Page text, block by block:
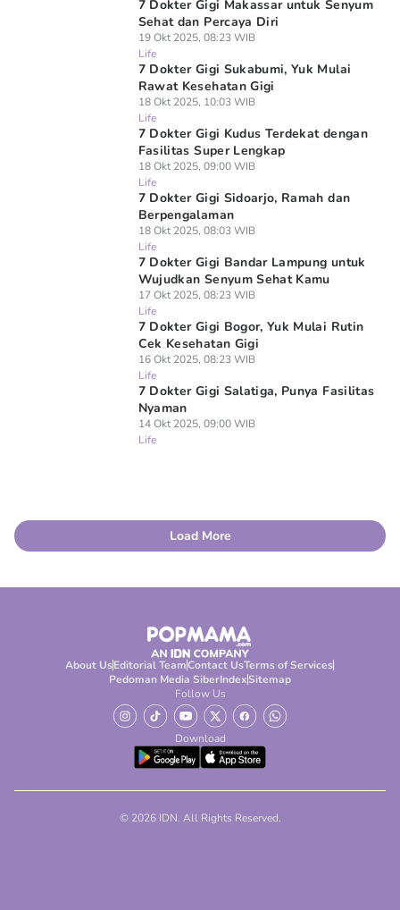
7 Dokter Gigi Makassar untuk Senyum
Sehat dan Percaya Diri
19 Okt 2025, 08:23 WIB
Life
7 Dokter Gigi Sukabumi, Yuk Mulai
Rawat Kesehatan Gigi
18 Okt 2025, 10:03 WIB
Life
7 Dokter Gigi Kudus Terdekat dengan
Fasilitas Super Lengkap
18 Okt 2025, 09:00 WIB
Life
7 Dokter Gigi Sidoarjo, Ramah dan
Berpengalaman
18 Okt 2025, 08:03 WIB
Life
7 Dokter Gigi Bandar Lampung untuk
Wujudkan Senyum Sehat Kamu
17 Okt 2025, 08:23 WIB
Life
7 Dokter Gigi Bogor, Yuk Mulai Rutin
Cek Kesehatan Gigi
16 Okt 2025, 08:23 WIB
Life
7 Dokter Gigi Salatiga, Punya Fasilitas
Nyaman
14 Okt 2025, 09:00 WIB
Life
Load More
About UsEditorial TeamContact UsTerms of Services
Pedoman Media SiberIndexSitemap
Follow Us
Download
© 2026 IDN. All Rights Reserved.